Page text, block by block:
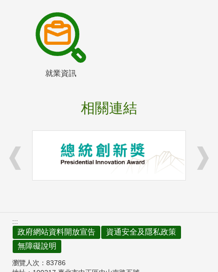
就業資訊
相關連結
:::
政府網站資料開放宣告
資通安全及隱私政策
無障礙說明
瀏覽人次： 83786